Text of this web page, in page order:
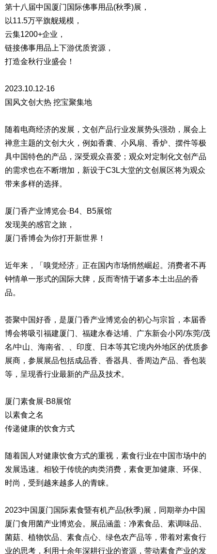
第十八届中国厦门国际佛事用品(秋季)展，
以11.5万平旗舰规模，
云集1200+企业，
链接佛事用品上下游优质资源，
打造金秋行业盛会！
2023.10.12-16
国风文创大热 挖宝聚集地
随着电商经济的发展，文创产品行业发展势头强劲，展会上
禅意主题的文创大火，例如香囊、小风扇、香炉、摆件等极
具中国特色的产品，深受观众喜爱；观众对定制化文创产品
的需求也在不断增加，新设于C3L大堂的文创展区将为观众
带来多样的选择。
厦门香产业博览会·B4、B5展馆
发现美的感官之旅，
厦门香博会为你打开新世界！
近年来，「嗅觉经济」正在国内市场悄然崛起。消费者不再
钟情单一形式的国际大牌，反而寄情于诸多本土出品的香
品。
荟聚中国好香，是厦门香产业博览会的初心与宗旨，本届香
博会将吸引福建厦门、福建永春达埔、广东新会小冈/东莞/茂
名/中山、海南省、、印度、日本等其它境内外地区的优质参
展商，参展展品包括成品香、香器具、香周边产品、香包装
等，呈现香行业最新的产品及技术。
厦门素食展·B8展馆
以素食之名
传递健康的饮食方式
随着国人对健康饮食方式的重视，素食行业在中国市场中的
发展迅速。相较于传统的肉类消费，素食更加健康、环保、
时尚，受到越来越多人的青睐。
2023中国厦门国际素食暨有机产品(秋季)展，同期举办中国
厦门食用菌产业博览会。展品涵盖：净素食品、素调味品、
菌菇、植物饮品、素食点心、绿色农产品等，带着对素食行
业的思考，利用十余年深耕行业的资源，带动素食产业的发